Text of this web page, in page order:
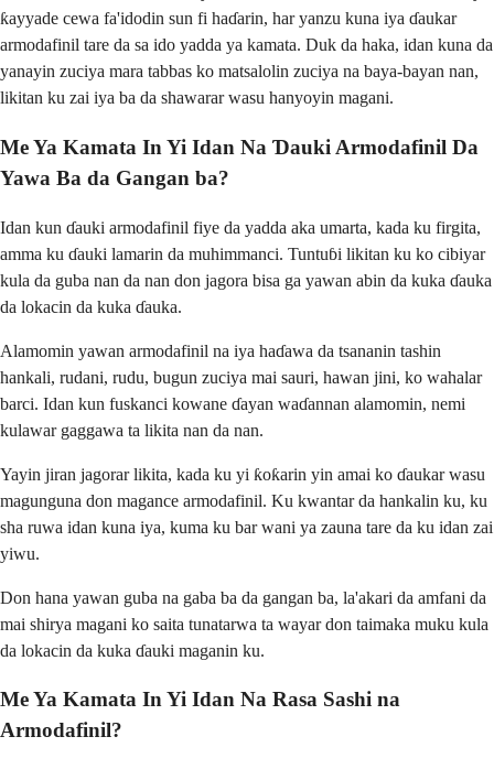
ƙayyade cewa fa'idodin sun fi haɗarin, har yanzu kuna iya ɗaukar
armodafinil tare da sa ido yadda ya kamata. Duk da haka, idan kuna da
yanayin zuciya mara tabbas ko matsalolin zuciya na baya-bayan nan,
likitan ku zai iya ba da shawarar wasu hanyoyin magani.
Me Ya Kamata In Yi Idan Na Ɗauki Armodafinil Da
Yawa Ba da Gangan ba?
Idan kun ɗauki armodafinil fiye da yadda aka umarta, kada ku firgita,
amma ku ɗauki lamarin da muhimmanci. Tuntuɓi likitan ku ko cibiyar
kula da guba nan da nan don jagora bisa ga yawan abin da kuka ɗauka
da lokacin da kuka ɗauka.
Alamomin yawan armodafinil na iya haɗawa da tsananin tashin
hankali, rudani, rudu, bugun zuciya mai sauri, hawan jini, ko wahalar
barci. Idan kun fuskanci kowane ɗayan waɗannan alamomin, nemi
kulawar gaggawa ta likita nan da nan.
Yayin jiran jagorar likita, kada ku yi ƙoƙarin yin amai ko ɗaukar wasu
magunguna don magance armodafinil. Ku kwantar da hankalin ku, ku
sha ruwa idan kuna iya, kuma ku bar wani ya zauna tare da ku idan zai
yiwu.
Don hana yawan guba na gaba ba da gangan ba, la'akari da amfani da
mai shirya magani ko saita tunatarwa ta wayar don taimaka muku kula
da lokacin da kuka ɗauki maganin ku.
Me Ya Kamata In Yi Idan Na Rasa Sashi na
Armodafinil?